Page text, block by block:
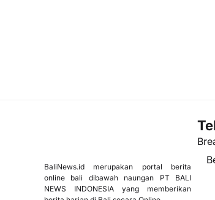
BaliNews.id merupakan portal berita
online bali dibawah naungan PT BALI
NEWS INDONESIA yang memberikan